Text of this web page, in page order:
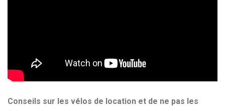
Conseils sur les vélos de location et de ne pas les